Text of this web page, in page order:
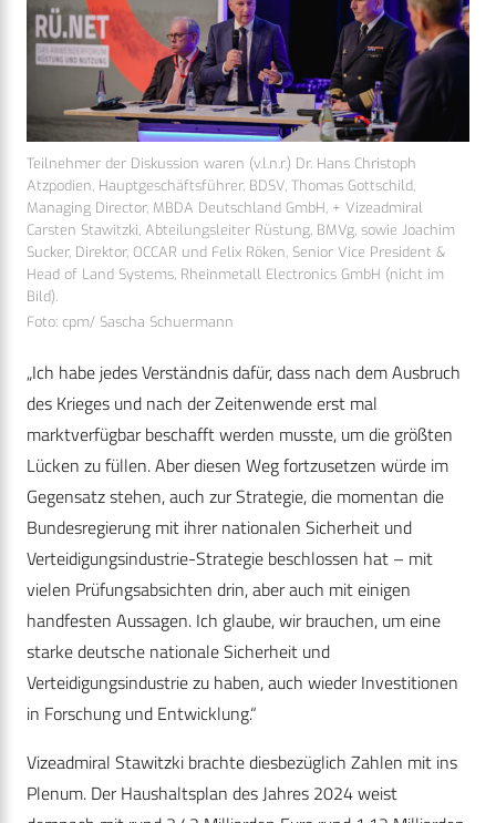
Teilnehmer der Diskussion waren (v.l.n.r.) Dr. Hans Christoph
Atzpodien, Hauptgeschäftsführer, BDSV, Thomas Gottschild,
Managing Director, MBDA Deutschland GmbH, + Vizeadmiral
Carsten Stawitzki, Abteilungsleiter Rüstung, BMVg, sowie Joachim
Sucker, Direktor, OCCAR und Felix Röken, Senior Vice President &
Head of Land Systems, Rheinmetall Electronics GmbH (nicht im
Bild).
Foto: cpm/ Sascha Schuermann
„Ich habe jedes Verständnis dafür, dass nach dem Ausbruch
des Krieges und nach der Zeitenwende erst mal
marktverfügbar beschafft werden musste, um die größten
Lücken zu füllen. Aber diesen Weg fortzusetzen würde im
Gegensatz stehen, auch zur Strategie, die momentan die
Bundesregierung mit ihrer nationalen Sicherheit und
Verteidigungsindustrie-Strategie beschlossen hat – mit
vielen Prüfungsabsichten drin, aber auch mit einigen
handfesten Aussagen. Ich glaube, wir brauchen, um eine
starke deutsche nationale Sicherheit und
Verteidigungsindustrie zu haben, auch wieder Investitionen
in Forschung und Entwicklung.“
Vizeadmiral Stawitzki brachte diesbezüglich Zahlen mit ins
Plenum. Der Haushaltsplan des Jahres 2024 weist